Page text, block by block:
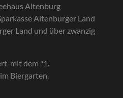
Altenburg
Altenburger Land
Land und über zwanzig
mit dem "1.
Biergarten.